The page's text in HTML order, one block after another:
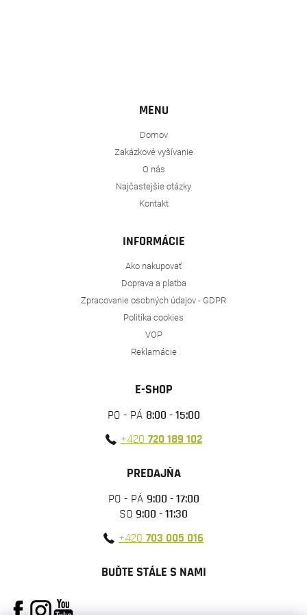
MENU
Domov
Zakázkové vyšívanie
O nás
Najčastejšie otázky
Kontakt
INFORMÁCIE
Ako nakupovať
Doprava a platba
Zpracovanie osobných údajov - GDPR
Politika cookies
VOP
Reklamácie
E-SHOP
PO - PÁ 8:00 - 15:00
+420 720 189 102
PREDAJŇA
PO - PÁ 9:00 - 17:00
SO 9:00 - 11:30
+420 703 005 016
BUĎTE STÁLE S NAMI